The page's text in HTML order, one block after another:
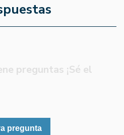
preguntas ¡Sé el
pregunta